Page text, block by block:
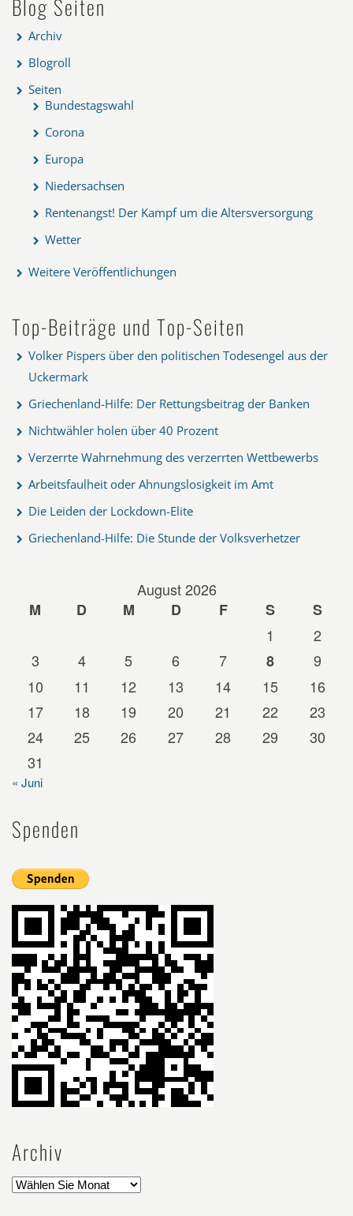
Blog Seiten
Archiv
Blogroll
Seiten
Bundestagswahl
Corona
Europa
Niedersachsen
Rentenangst! Der Kampf um die Altersversorgung
Wetter
Weitere Veröffentlichungen
Top-Beiträge und Top-Seiten
Volker Pispers über den politischen Todesengel aus der
Uckermark
Griechenland-Hilfe: Der Rettungsbeitrag der Banken
Nichtwähler holen über 40 Prozent
Verzerrte Wahrnehmung des verzerrten Wettbewerbs
Arbeitsfaulheit oder Ahnungslosigkeit im Amt
Die Leiden der Lockdown-Elite
Griechenland-Hilfe: Die Stunde der Volksverhetzer
August 2026
M
D M D F S
S
1
2
3
4 5 6 7 8
9
10
11 12 13 14 15
16
17
18 19 20 21 22
23
24
25 26 27 28 29
30
31
« Juni
Spenden
Archiv